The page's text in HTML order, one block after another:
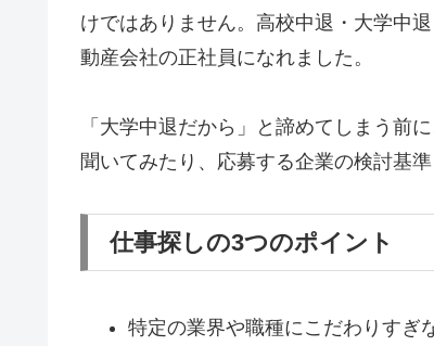
けではありません。高校中退・大学中
動産会社の正社員になれました。
「大学中退だから」と諦めてしまう前
聞いてみたり、応募する企業の検討基
仕事探しの3つのポイント
特定の業界や職種にこだわりすぎ